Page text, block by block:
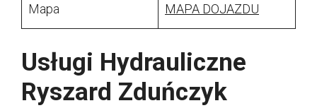
Mapa MAPA DOJAZDU
Usługi Hydrauliczne
Ryszard Zduńczyk